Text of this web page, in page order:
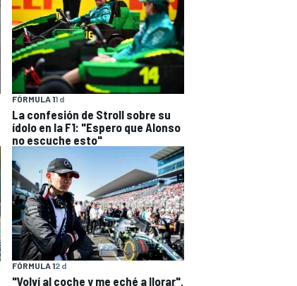
FÓRMULA 11 d
La confesión de Stroll sobre su
ídolo en la F1: "Espero que Alonso
no escuche esto"
FÓRMULA 12 d
"Volví al coche y me eché a llorar",